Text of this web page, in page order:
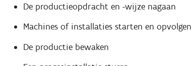
De productieopdracht en -wijze nagaan
Machines of installaties starten en opvolgen
De productie bewaken